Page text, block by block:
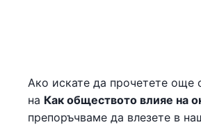
Ако искате да прочетете още
на Как обществото влияе на
препоръчваме да влезете в